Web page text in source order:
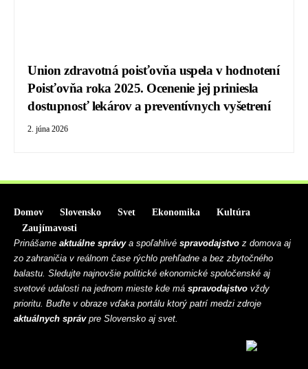
Union zdravotná poisťovňa uspela v hodnotení
Poisťovňa roka 2025. Ocenenie jej priniesla
dostupnosť lekárov a preventívnych vyšetrení
2. júna 2026
Domov Slovensko Svet Ekonomika
Kultúra
Zaujímavosti
Prinášame aktuálne správya spoľahlivé spravodajstvo z domova aj
zo zahraničia v reálnom čase rýchlo prehľadne a bez zbytočného
balastu. Sledujte najnovšie politické ekonomické spoločenské aj
svetové udalosti na jednom mieste kde má spravodajstvo vždy
prioritu. Buďte v obraze vďaka portálu ktorý patrí medzi zdroje
aktuálnych správpre Slovensko aj svet.